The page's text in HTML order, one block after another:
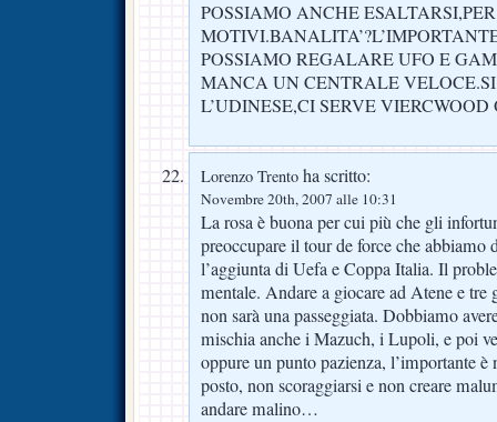
POSSIAMO ANCHE
POSSIAMO REGALARE UFO E
MANCA UN CENTRALE
L’UDINESE,CI SERVE
Lorenzo Trento ha scritto:
Novembre 20th, 2007 alle 10:31
La rosa è buona per cui più che gli
preoccupare il tour de force che abbiamo
l’aggiunta di Uefa e Coppa Italia. Il
mentale. Andare a giocare ad Atene e tre
non sarà una passeggiata. Dobbiamo
mischia anche i Mazuch, i Lupoli, e poi
oppure un punto pazienza, l’importante
posto, non scoraggiarsi e non creare
andare malino…